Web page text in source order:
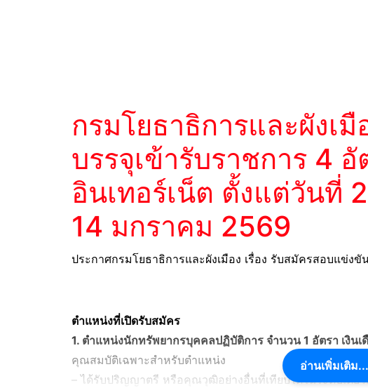
กรมโยธาธิการและผังเ
บรรจุเข้ารับราชการ 4
อินเทอร์เน็ต ตั้งแต่วันที่
14 มกราคม 2569
ประกาศกรมโยธาธิการและผังเมือง เรื่อง รับสมัครสอบแข่ง
ตำแหน่งที่เปิดรับสมัคร
1. ตำแหน่งนักทรัพยากรบุคคลปฏิบัติการ จำนวน 1 อัตรา เงิน
คุณสมบัติเฉพาะสำหรับตำแหน่ง
– ได้รับปริญญาตรี หรือคุณวุฒิอย่างอื่นที่เทียบได้ในระดับเดีย
อ่านเพิ่มเติม...